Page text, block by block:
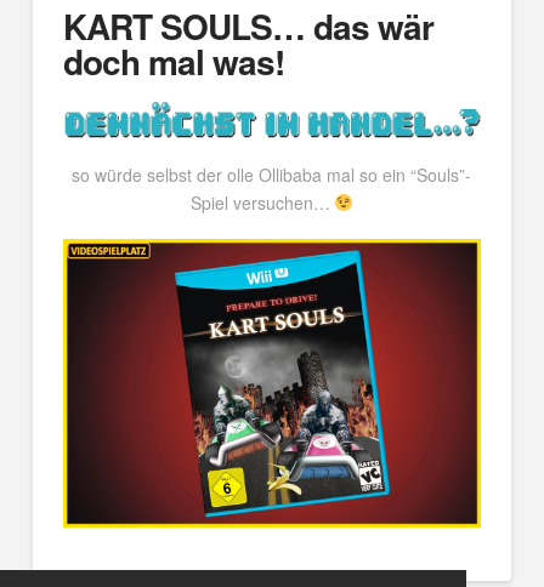
KART SOULS… das wär
doch mal was!
so würde selbst der olle Ollibaba mal so ein “Souls”-
Spiel versuchen…